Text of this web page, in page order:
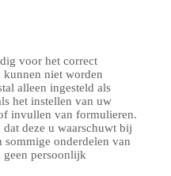
voor het correct
kunnen niet worden
alleen ingesteld als
het instellen van uw
invullen van formulieren.
deze u waarschuwt bij
sommige onderdelen van
geen persoonlijk